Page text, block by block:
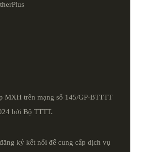
MXH trên mạng số 145/GP-BTTTT
bởi Bộ TTTT.
ký kết nối để cung cấp dịch vụ